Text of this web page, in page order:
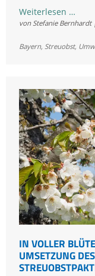
Weiterlesen …
der
Spur
von Stefanie Bernhardt
Bayern, Streuobst,
IN VOLLER
UMSETZUNG